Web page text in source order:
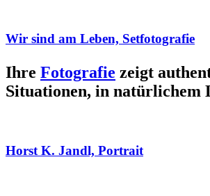
Wir sind am Leben, Setfotografie
Ihre Fotografie zeigt
Situationen, in natürlichem
Horst K. Jandl, Portrait